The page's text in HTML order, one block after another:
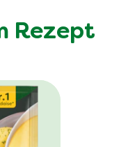
Rezept